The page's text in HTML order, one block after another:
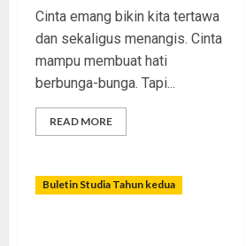
Cinta emang bikin kita tertawa
dan sekaligus menangis. Cinta
mampu membuat hati
berbunga-bunga. Tapi...
READ MORE
Buletin Studia Tahun kedua